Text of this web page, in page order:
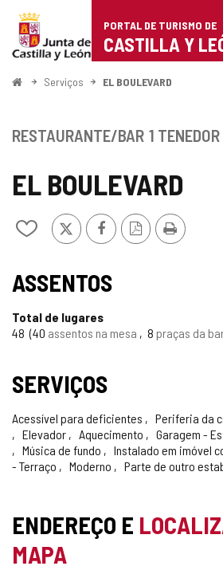
Portal
de
Turismo
Castilla
León
PORTAL DE TURISMO DE
CASTILLA Y
ComeçoServiços EL BOULEVARD
EL BOULEVARD
Adicionar
de
meus
x FacebookVersão
PDF
Imprimir
RESTAURANTE/BAR 1 TENEDOR
ASSENTOS
Total de lugares
48 40 assentos na mesa 8 praças da
SERVIÇOS
Acessível para deficientes Periferia da
Elevador
Aquecimento Garagem -
Música de fundo
Instalado em imóvel
- Terraço
Moderno Parte de outro
ENDEREÇO E
MAPA